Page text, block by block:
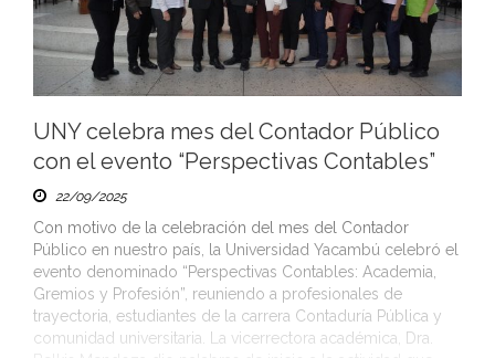
UNY celebra mes del Contador Público
con el evento “Perspectivas Contables”
22/09/2025
Con motivo de la celebración del mes del Contador
Público en nuestro país, la Universidad Yacambú celebró el
evento denominado “Perspectivas Contables: Academia,
Gremios y Profesión”, reuniendo a profesionales de
trayectoria, estudiantes de la carrera Contaduría Pública y
comunidad universitaria. La vicerrectora académica, Dra.